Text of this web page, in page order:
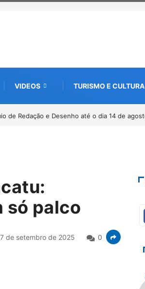
VIDEOS TURISMO E CULTURA
só palco
de setembro de 2025 0